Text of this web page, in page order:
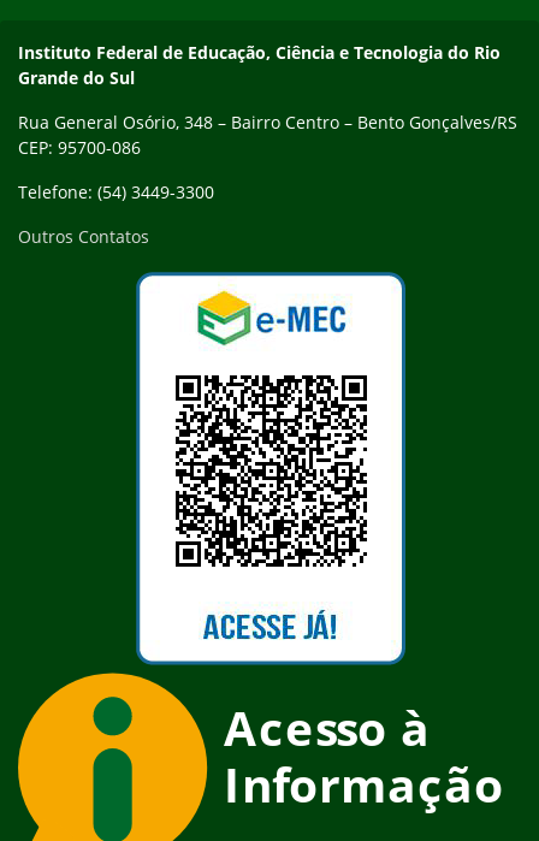
Contato
Instituto Federal de Educação, Ciência e Tecnologia do Rio
Grande do Sul
Rua General Osório, 348 – Bairro Centro – Bento Gonçalves/RS
CEP: 95700-086
Telefone: (54) 3449-3300
Outros Contatos